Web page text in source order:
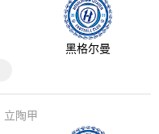
黑格尔曼
立陶甲